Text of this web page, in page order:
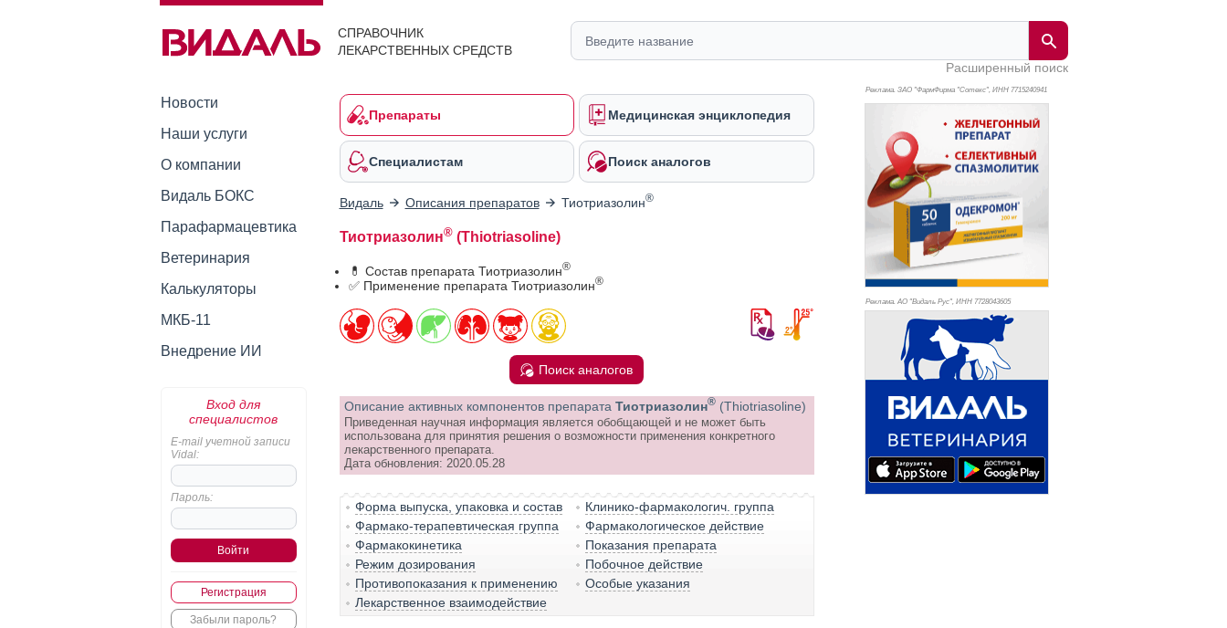
СПРАВОЧНИК
ЛЕКАРСТВЕННЫХ СРЕДСТВ
Расширенный поиск
Новости
Наши услуги
О компании
Видаль БОКС
Парафармацевтика
Ветеринария
Калькуляторы
МКБ-11
Внедрение ИИ
Вход для
специалистов
E-mail учетной записи
Vidal:
Пароль:
Регистрация
Забыли пароль?
Препараты Медицинская энциклопедия
Специалистам Поиск аналогов
Видаль Описания препаратов Тиотриазолин®
Тиотриазолин®(Thiotriasoline)
💊 Состав препарата Тиотриазолин®
✅ Применение препарата Тиотриазолин®
Поиск аналогов
Описание активных компонентов препарата Тиотриазолин® (Thiotriasoline)
Приведенная научная информация является обобщающей и не может быть
использована для принятия решения о возможности применения конкретного
лекарственного препарата.
Дата обновления: 2020.05.28
Форма выпуска, упаковка и состав
Клинико-фармакологич. группа
Фармако-терапевтическая группа
Фармакологическое действие
Фармакокинетика
Показания препарата
Режим дозирования
Побочное действие
Противопоказания к применению
Особые указания
Лекарственное взаимодействие
Реклама. ЗАО "ФармФирма "Сотекс", ИНН 7715240941
Реклама. АО "Видаль Рус", ИНН 7728043605